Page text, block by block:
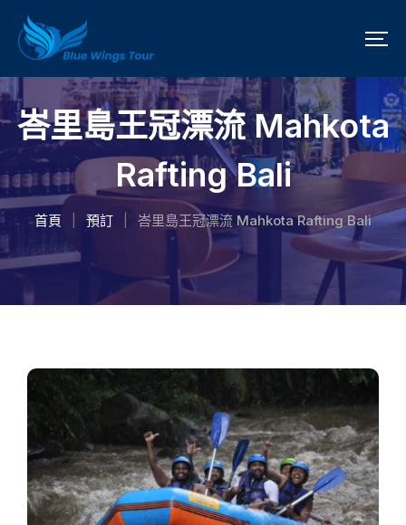
峇里島王冠漂流 Mahkota
Rafting Bali
首頁 預訂 峇里島王冠漂流 Mahkota Rafting Bali